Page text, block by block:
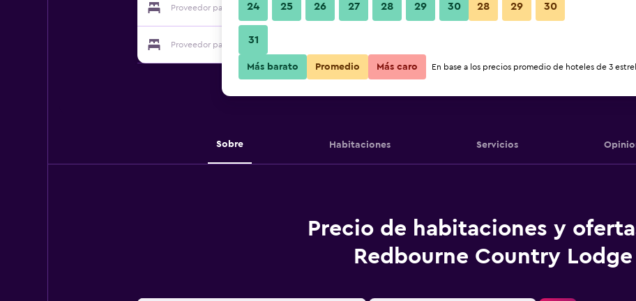
Proveedor para Redbourne Country Lodge Ver precios
Proveedor para Redbourne Country Lodge
Sobre Habitaciones Servicios
Precio de habitaciones y
Redbourne Country Lodge
24 25 26 27 28 29 30
31
28 29 30
Más barato Promedio Más caro En base a los precios promedio de hoteles de 3